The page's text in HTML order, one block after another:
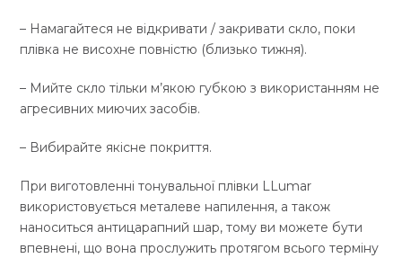
– Намагайтеся не відкривати / закривати скло, поки
плівка не висохне повністю (близько тижня).
– Мийте скло тільки м’якою губкою з використанням не
агресивних миючих засобів.
– Вибирайте якісне покриття.
При виготовленні тонувальної плівки LLumar
використовується металеве напилення, а також
наноситься антицарапний шар, тому ви можете бути
впевнені, що вона прослужить протягом всього терміну